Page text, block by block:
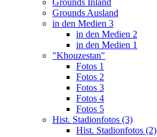
Grounds Inland
Grounds Ausland
in den Medien 3
in den Medien 2
in den Medien 1
"Khouzestan"
Fotos 1
Fotos 2
Fotos 3
Fotos 4
Fotos 5
Hist. Stadionfotos (3)
Hist. Stadionfotos (2)